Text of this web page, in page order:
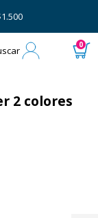
0
2 colores